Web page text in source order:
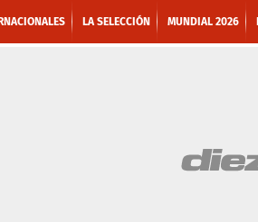
LA SELECCIÓN MUNDIAL 2026